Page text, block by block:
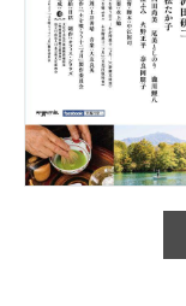
中獎名單
合作夥伴
商家介紹